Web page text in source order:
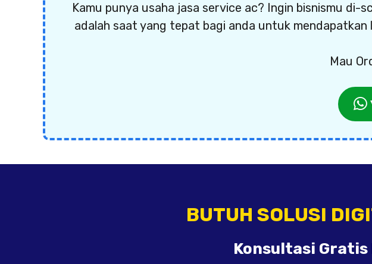
Kamu punya usaha jasa service ac? Ingin bisnismu di-
adalah saat yang tepat bagi anda untuk mendapatkan
Mau
BUTUH SOLUSI
Konsultasi Gratis